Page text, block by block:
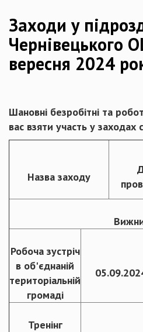
Заходи у
Чернівецького
вересня 2024
Шановні безробітні та
вас взяти участь у заходах
Назва заходу
Робоча зустріч
в об'єднаній
територіальній
громаді
Тренінг